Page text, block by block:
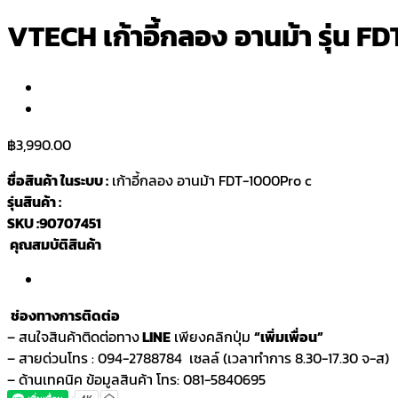
VTECH เก้าอี้กลอง อานม้า รุ่น
฿3,990.00
ชื่อสินค้า ในระบบ : เก้าอี้กลอง อานม้า FDT-1000Pro c
รุ่นสินค้า :
SKU :90707451
คุณสมบัติสินค้า
ช่องทางการติดต่อ
– สนใจสินค้าติดต่อทางLINE เพียงคลิกปุ่ม “เพิ่มเพื่อน”
– สายด่วนโทร : 094-2788784 เซลล์ (เวลาทำการ 8.30-17.30 จ-ส)
– ด้านเทคนิค ข้อมูลสินค้า โทร: 081-5840695